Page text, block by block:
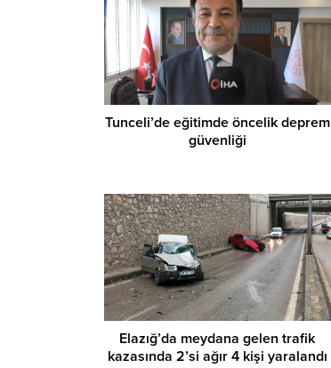
Tunceli’de eğitimde öncelik deprem
güvenliği
Elazığ’da meydana gelen trafik
kazasında 2’si ağır 4 kişi yaralandı